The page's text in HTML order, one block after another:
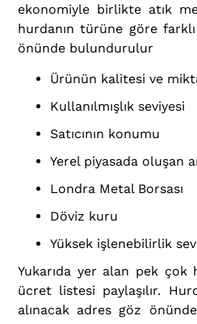
ekonomiyle birlikte atık
hurdanın türüne göre
önünde bulundurulur
Ürünün kalitesi ve
Kullanılmışlık seviyesi
Satıcının konumu
Yerel piyasada oluşan
Londra Metal Borsası
Döviz kuru
Yüksek işlenebilirlik
Yukarıda yer alan pek çok
ücret listesi paylaşılır.
alınacak adres göz